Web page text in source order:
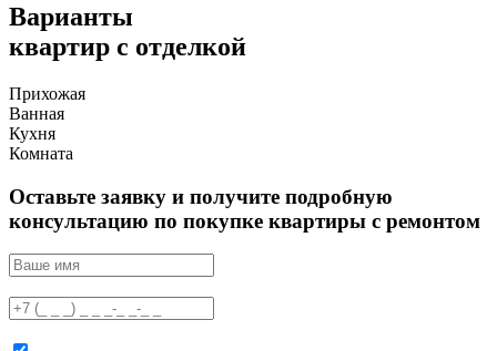
Варианты
квартир с отделкой
Прихожая
Ванная
Кухня
Комната
Оставьте заявку и получите подробную
консультацию по покупке квартиры с ремонтом